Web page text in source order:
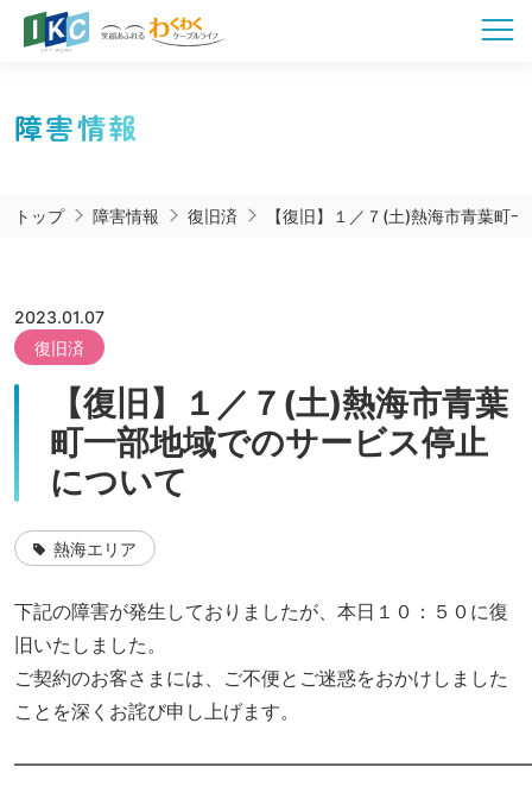
障害情報
トップ 障害情報 復旧済 【復旧】１／７(土)熱海市青葉町
2023.01.07
復旧済
【復旧】１／７(土)熱海市青葉
町一部地域でのサービス停止
について
熱海エリア
下記の障害が発生しておりましたが、本日１０：５０に復
旧いたしました。
ご契約のお客さまには、ご不便とご迷惑をおかけしました
ことを深くお詫び申し上げます。